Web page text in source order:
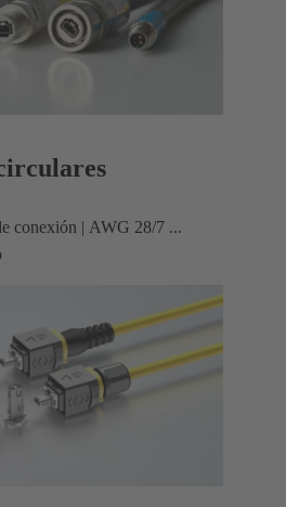
conexión | AWG 28/7 ...